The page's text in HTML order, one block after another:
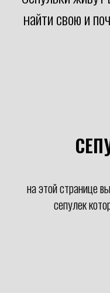
найти свою и
на этой странице
сепулек